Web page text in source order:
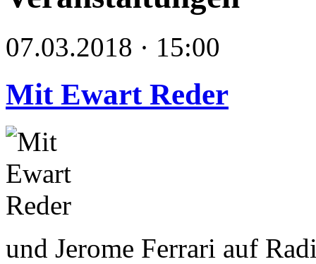
07.03.2018 · 15:00
Mit Ewart Reder
und Jerome Ferrari auf